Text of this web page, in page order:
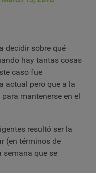
decidir sobre qué
hay tantas cosas
caso fue
actual pero que a la
mantenerse en el
resultó ser la
(en términos de
semana que se